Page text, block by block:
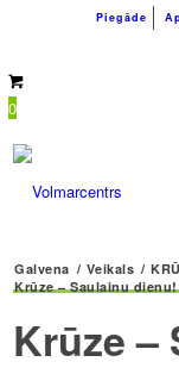
Piegāde
0
Galvena / Veikals /
Krūze – Saulainu dienu!
Krūze –